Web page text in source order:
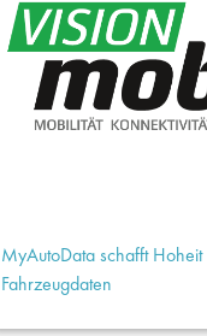
MyAutoData schafft
Fahrzeugdaten